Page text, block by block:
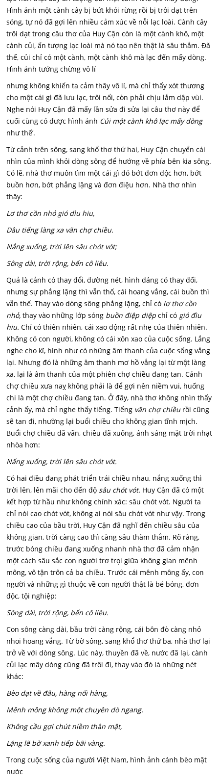
Hình ảnh một cành cây bị bứt khỏi rừng rồi bị trôi dạt trên
sóng, tự nó đã gợi lên nhiều cảm xúc về nỗi lạc loài. Cành cây
trôi dạt trong câu thơ của Huy Cận còn là một cành khô, một
cành củi, ấn tượng lạc loài mà nó tạo nên thật là sâu thẳm. Đã
thế, củi chỉ có một cành, một cành khô mà lạc đến mấy dòng.
Hình ảnh tưởng chừng vô lí
nhưng không khiến ta cảm thây vô lí, mà chỉ thấy xót thương
cho một cái gì đã lưu lạc, trôi nổi, còn phải chịu lắm dập vùi.
Nghe nói Huy Cận đã mấy lần sửa đi sửa lại câu thơ này để
cuối cùng có được hình ảnh Củi một cành khô lạc mấy dòng
như thế’.
Từ cảnh trên sông, sang khổ thơ thứ hai, Huy Cận chuyển cái
nhìn của mình khỏi dòng sông để hướng về phía bên kia sông.
Có lẽ, nhà thơ muôn tìm một cái gì đó bớt đơn độc hơn, bớt
buồn hơn, bớt phẳng lặng và đơn điệu hơn. Nhà thơ nhìn
thây:
Lơ thơ cồn nhỏ gió dìu hiu,
Dâu tiếng làng xa vãn chợ chiều.
Nắng xuống, trời lên sâu chót vót;
Sông dài, trời rộng, bến cô liêu.
Quả là cảnh có thay đổi, đường nét, hình dáng có thay đối,
nhưng sự phẳng lặng thì vẫn thố, cái hoang vắng, cái buồn thì
vẫn thế. Thay vào dòng sông phẳng lặng, chỉ có lơ thơ cồn
nhỏ, thay vào những lớp sóng buồn điệp diệp chỉ có gió đìu
hiu. Chỉ có thiên nhiên, cái xao động rất nhẹ của thiên nhiên.
Không có con người, không có cái xôn xao của cuộc sống. Lắng
nghe cho kĩ, hình như có những âm thanh của cuộc sống vẳng
lại. Nhưng đó là những âm thanh mơ hồ vẳng lại từ một làng
xa, lại là âm thanh của một phiên chợ chiều đang tan. Cảnh
chợ chiều xưa naỵ không phải là để gợi nên niềm vui, huống
chi là một chợ chiều đang tan. Ở đây, nhà thơ không nhìn thấy
cảnh ấy, mà chỉ nghe thấy tiếng. Tiếng vãn chợ chiềurồi cũng
sẽ tan đi, nhường lại buổi chiều cho không gian tĩnh mịch.
Buổi chợ chiều đã vãn, chiều đã xuống, ánh sáng mặt trời nhạt
nhòa hơn:
Nấng xuống, trời lên sâu chót vót.
Có hai điều đang phát triển trái chiều nhau, nắng xuống thì
trời lên, lên mãi cho đến độ sâu chót vót. Huy Cận đã có một
kết hợp từ hầu như không chính xác: sâu chót vót. Người ta
chỉ nói cao chót vót, không ai nói sâu chót vót như vậy. Trong
chiều cao của bầu trời, Huy Cận đã nghĩ đến chiều sâu của
không gian, trời càng cao thì càng sâu thăm thẳm. Rõ ràng,
trước bóng chiều đang xuống nhanh nhà thơ đã cảm nhận
một cách sâu sắc con người trơ trọi giữa không gian mênh
mông, vô tận trôn cả ba chiều. Trước cái mênh mông ấy, con
người và những gì thuộc về con người thật là bé bỏng, đơn
độc, tội nghiệp:
Sông dài, trời rộng, bến cô liêu.
Con sông càng dài, bầu trời càng rộng, cái bôn đò càng nhỏ
nhoi hoang vắng. Từ bờ sông, sang khổ thơ thứ ba, nhà thơ lại
trở về với dòng sông. Lúc này, thuyền đã về, nước đã lại, cành
củi lạc mây dòng cũng đã trôi đi, thay vào đó là những nét
khác:
Bèo dạt về đâu, hàng nối hàng,
Mênh mông không một chuyên dò ngang.
Không cầu gợi chút niềm thân mật,
Lặng lẽ bờ xanh tiếp bãi vàng.
Trong cuộc sống của người Việt Nam, hình ảnh cánh bèo mặt
nước